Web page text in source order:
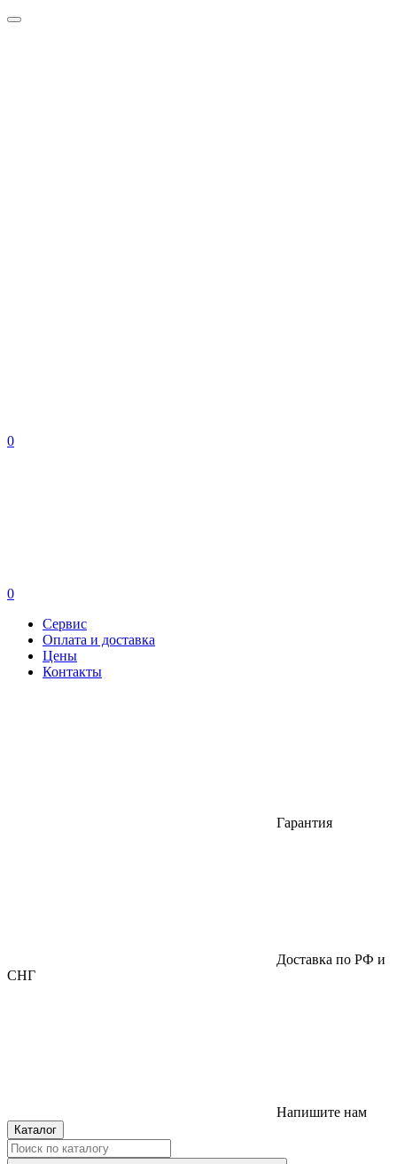
0
0
Сервис
Оплата и доставка
Цены
Контакты
Гарантия
Доставка по РФ и
СНГ
Напишите нам
Каталог